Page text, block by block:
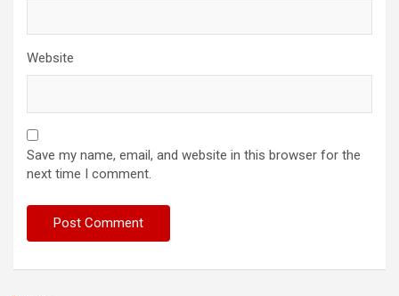
Website
Save my name, email, and website in this browser for the
next time I comment.